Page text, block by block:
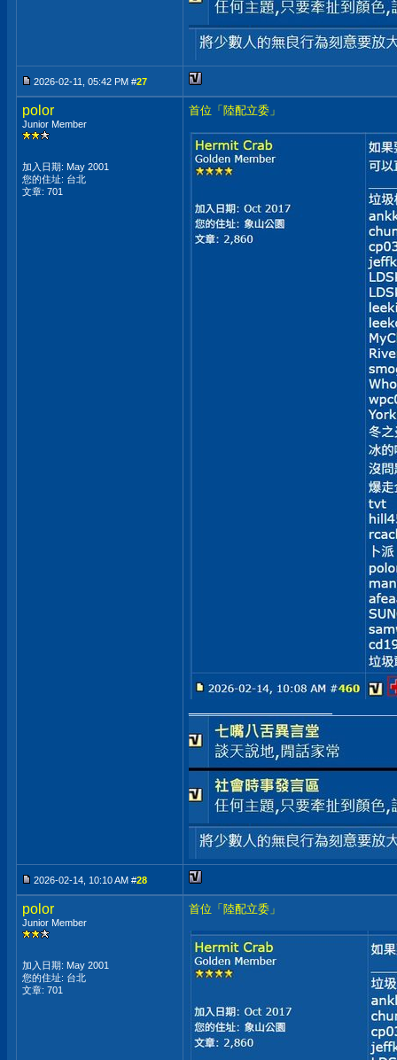
2026-02-11, 05:42 PM #27
polor
Junior Member
加入日期: May 2001
您的住址: 台北
文章: 701
首位「陸配立委」
2026-02-14, 10:10 AM #28
polor
Junior Member
加入日期: May 2001
您的住址: 台北
文章: 701
首位「陸配立委」